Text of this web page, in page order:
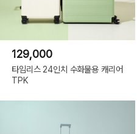
129,000
타임리스 24인치 수화물용 캐리어
TPK